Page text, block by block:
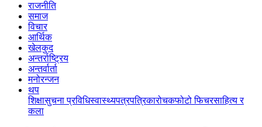
राजनीति
समाज
विचार
आर्थिक
खेलकुद
अन्तर्राष्ट्रिय
अन्तर्वार्ता
मनोरन्जन
थप
शिक्षासुचना प्रविधिस्वास्थ्यपत्रपत्रिकारोचकफोटो फिचरसाहित्य र
कला